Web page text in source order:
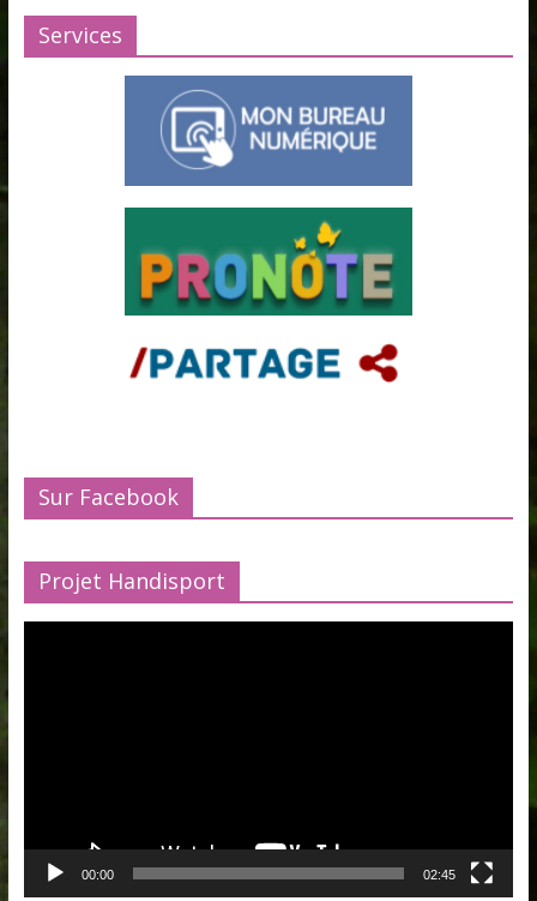
Services
Sur Facebook
Projet Handisport
00:00 02:45